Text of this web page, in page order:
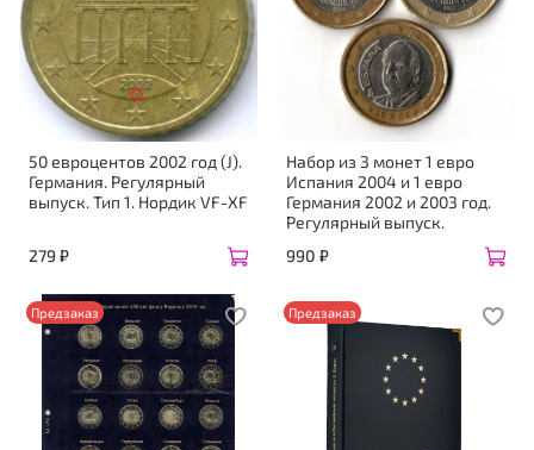
50 евроцентов 2002 год (J).
Германия. Регулярный
выпуск. Тип 1. Нордик VF-XF
279 ₽
Набор из 3 монет 1 евро
Испания 2004 и 1 евро
Германия 2002 и 2003 год.
Регулярный выпуск.
990 ₽
Предзаказ Предзаказ